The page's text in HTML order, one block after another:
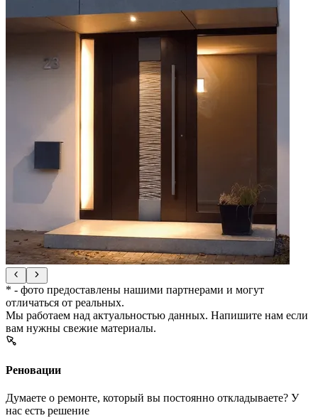
* - фото предоставлены нашими партнерами и могут
отличаться от реальных.
Мы работаем над актуальностью данных. Напишите нам если
вам нужны свежие материалы.
Реновации
Думаете о ремонте, который вы постоянно откладываете? У
нас есть решение